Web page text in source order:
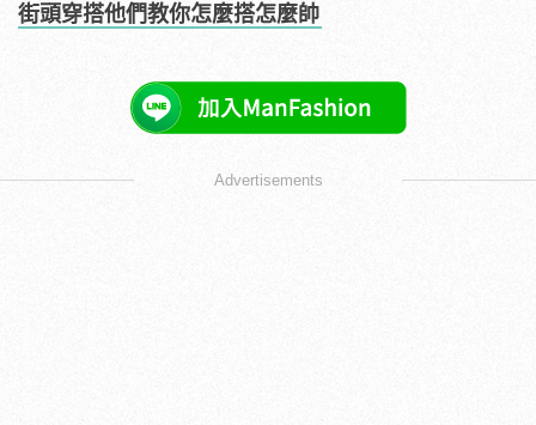
街頭穿搭他們教你怎麼搭怎麼帥
Advertisements